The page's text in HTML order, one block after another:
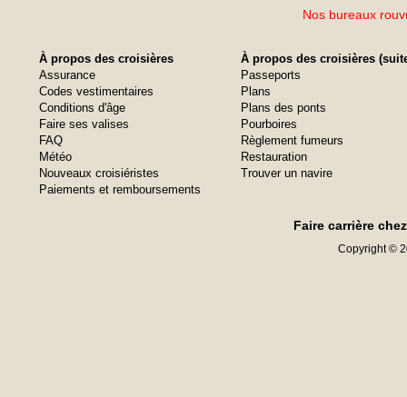
Nos bureaux
À propos des croisières
Assurance
Codes vestimentaires
Conditions d'âge
Faire ses valises
FAQ
Météo
Nouveaux croisiéristes
Paiements et remboursements
À propos des croisières
Passeports
Plans
Plans des ponts
Pourboires
Règlement fumeurs
Restauration
Trouver un navire
Faire carrière
Copyright ©